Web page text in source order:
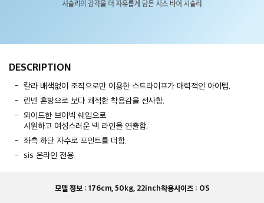
DESCRIPTION
칼라 배색없이 조직으로만 이용한 스트라이프가 매력적인 아이템.
린넨 혼방으로 보다 쾌적한 착용감을 선사함.
와이드한 브이넥 쉐입으로
시원하고 여성스러운 넥 라인을 연출함.
좌측 하단 자수로 포인트를 더함.
sis 온라인 전용.
모델 정보 : 176cm, 50kg, 22inch착용사이즈 : OS